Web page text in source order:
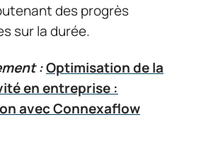
des progrès
sur la durée.
:Optimisation de la
en entreprise :
avec Connexaflow